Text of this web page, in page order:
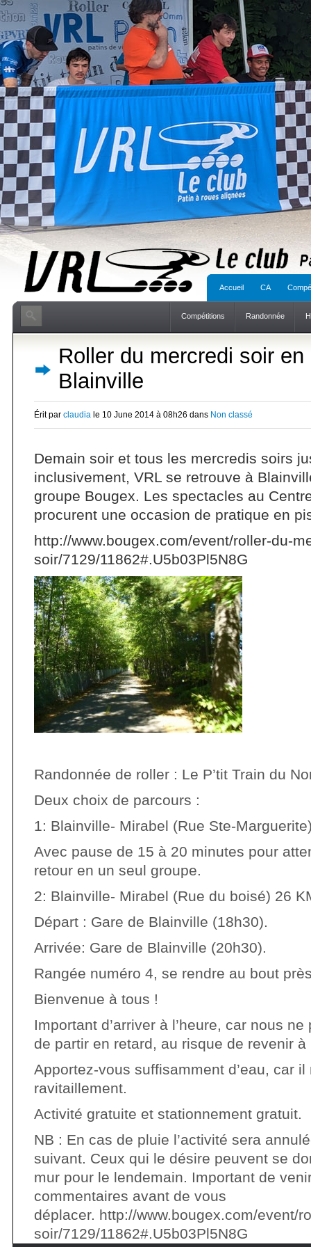
Accueil CA
Compétitions Randonnée
Roller du mercredi soir
Blainville
Érit par claudia le 10 June 2014 à 08h26 dans Non classé
Demain soir et tous les mercredis soirs
inclusivement, VRL se retrouve à
groupe Bougex. Les spectacles au
procurent une occasion de pratique en
http://www.bougex.com/event/roller-du-
soir/7129/11862#.U5b03Pl5N8G
Randonnée de roller : Le P’tit Train du
Deux choix de parcours :
1: Blainville- Mirabel (Rue Ste-
Avec pause de 15 à 20 minutes pour
retour en un seul groupe.
2: Blainville- Mirabel (Rue du boisé) 26
Départ : Gare de Blainville (18h30).
Arrivée: Gare de Blainville (20h30).
Rangée numéro 4, se rendre au bout
Bienvenue à tous !
Important d’arriver à l’heure, car nous
de partir en retard, au risque de revenir à
Apportez-vous suffisamment d’eau, car il
ravitaillement.
Activité gratuite et stationnement gratuit.
NB : En cas de pluie l’activité sera
suivant. Ceux qui le désire peuvent se
mur pour le lendemain. Important de
commentaires avant de vous
déplacer. http://www.bougex.com/event/
soir/7129/11862#.U5b03Pl5N8G